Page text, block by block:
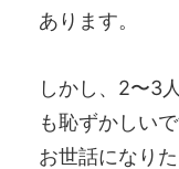
あります。
しかし、2〜3
も恥ずかしい
お世話になり